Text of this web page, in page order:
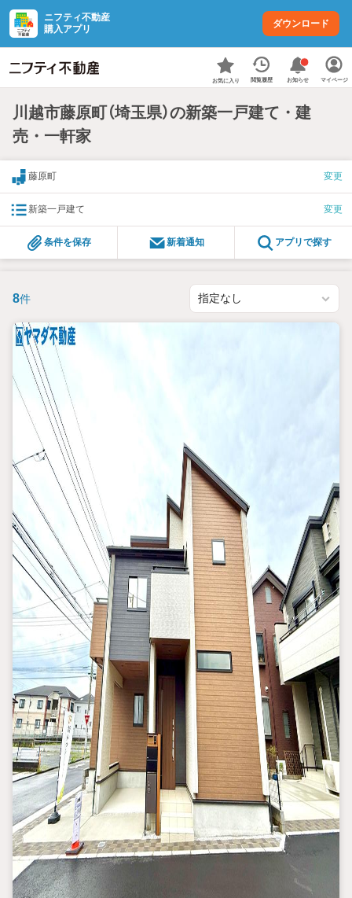
ニフティ不動産
購入アプリ
ダウンロード
お気に入り 閲覧履歴 お知らせ マイページ
川越市藤原町（埼玉県）の新築一戸建て・建
売・一軒家
藤原町 変更
新築一戸建て 変更
条件を保存 新着通知 アプリで探す
8件